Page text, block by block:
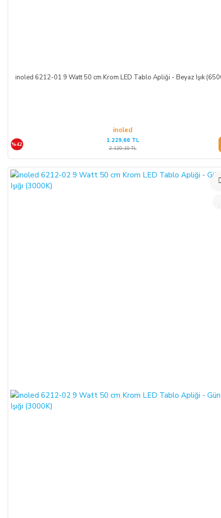
inoled 6212-01 9 Watt 50 cm Krom LED Tablo Apliği - Beyaz Işık
inoled
%42
1.229,66 TL
2.120,10 TL